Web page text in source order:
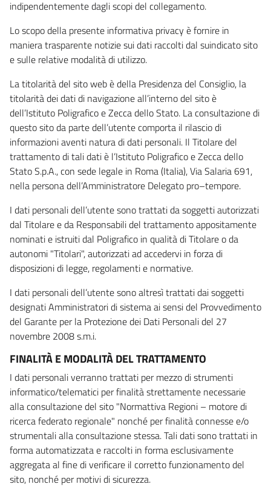
indipendentemente dagli scopi del collegamento.
Lo scopo della presente informativa privacy è fornire in
maniera trasparente notizie sui dati raccolti dal suindicato sito
e sulle relative modalità di utilizzo.
La titolarità del sito web è della Presidenza del Consiglio, la
titolarità dei dati di navigazione all’interno del sito è
dell’Istituto Poligrafico e Zecca dello Stato. La consultazione di
questo sito da parte dell’utente comporta il rilascio di
informazioni aventi natura di dati personali. Il Titolare del
trattamento di tali dati è l’Istituto Poligrafico e Zecca dello
Stato S.p.A., con sede legale in Roma (Italia), Via Salaria 691,
nella persona dell’Amministratore Delegato pro–tempore.
I dati personali dell’utente sono trattati da soggetti autorizzati
dal Titolare e da Responsabili del trattamento appositamente
nominati e istruiti dal Poligrafico in qualità di Titolare o da
autonomi "Titolari", autorizzati ad accedervi in forza di
disposizioni di legge, regolamenti e normative.
I dati personali dell’utente sono altresì trattati dai soggetti
designati Amministratori di sistema ai sensi del Provvedimento
del Garante per la Protezione dei Dati Personali del 27
novembre 2008 s.m.i.
FINALITÀ E MODALITÀ DEL TRATTAMENTO
I dati personali verranno trattati per mezzo di strumenti
informatico/telematici per finalità strettamente necessarie
alla consultazione del sito "Normattiva Regioni – motore di
ricerca federato regionale" nonché per finalità connesse e/o
strumentali alla consultazione stessa. Tali dati sono trattati in
forma automatizzata e raccolti in forma esclusivamente
aggregata al fine di verificare il corretto funzionamento del
sito, nonché per motivi di sicurezza.